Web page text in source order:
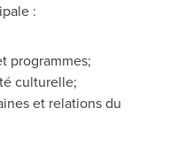
:
programmes;
culturelle;
et relations du